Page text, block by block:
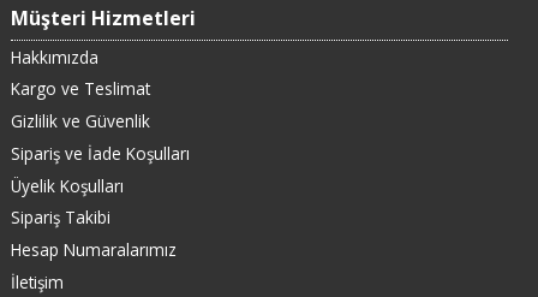
Müşteri Hizmetleri
Hakkımızda
Kargo ve Teslimat
Gizlilik ve Güvenlik
Sipariş ve İade Koşulları
Üyelik Koşulları
Sipariş Takibi
Hesap Numaralarımız
İletişim